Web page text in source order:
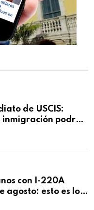
de USCIS:
podrán
con I-220A
agosto: esto es lo